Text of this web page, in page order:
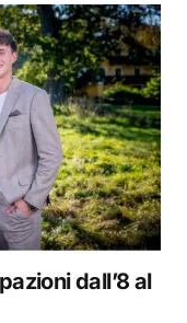
dall’8 al